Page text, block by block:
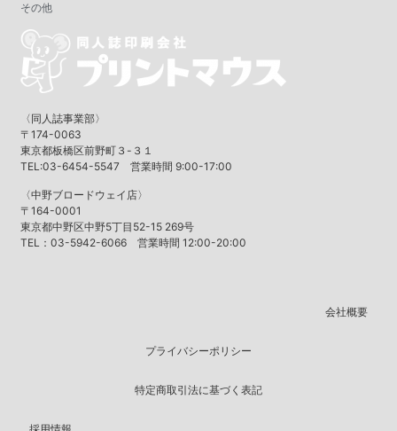
その他
〈同人誌事業部〉
〒174-0063
東京都板橋区前野町３-３１
TEL:03-6454-5547 営業時間 9:00-17:00
〈中野ブロードウェイ店〉
〒164-0001
東京都中野区中野5丁目52-15 269号
TEL：03-5942-6066 営業時間 12:00-20:00
会社概要
プライバシーポリシー
特定商取引法に基づく表記